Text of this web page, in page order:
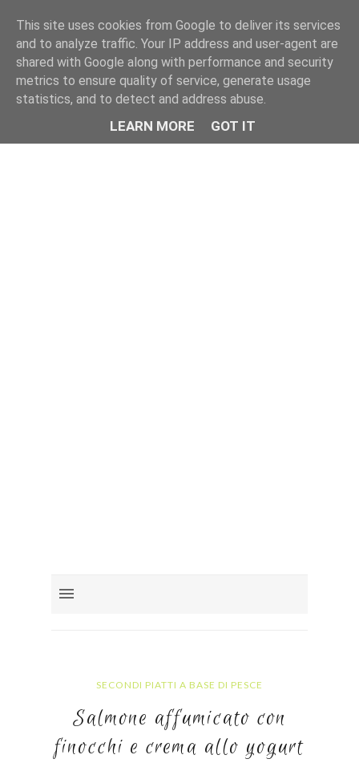
SECONDI PIATTI A BASE DI PESCE
Salmone affumicato con
finocchi e crema allo yogurt
This site uses cookies from Google to deliver its services
and to analyze traffic. Your IP address and user-agent are
shared with Google along with performance and security
metrics to ensure quality of service, generate usage
statistics, and to detect and address abuse.
LEARN MORE GOT IT